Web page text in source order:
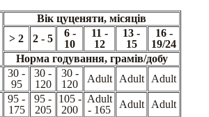
Вік цуценяти, місяців
> 2
2 - 5
6 -
10
11 -
12
13 -
15
16 -
19/24
Норма годування, грамів/добу
30 -
95
30 -
120
30 -
120
Adult Adult Adult
95 -
175
95 -
205
105 -
200
Adult
- 165
Adult Adult